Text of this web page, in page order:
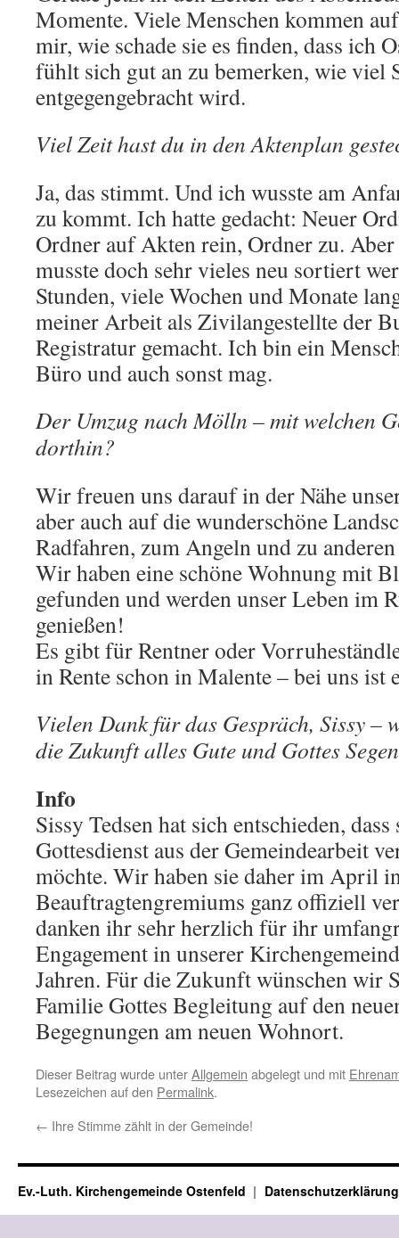
Momente. Viele Menschen kommen
mir, wie schade sie es finden, dass ich
fühlt sich gut an zu bemerken, wie viel
entgegengebracht wird.
Viel Zeit hast du in den Aktenplan
Ja, das stimmt. Und ich wusste am
zu kommt. Ich hatte gedacht: Neuer
Ordner auf Akten rein, Ordner zu. Aber
musste doch sehr vieles neu sortiert
Stunden, viele Wochen und Monate
meiner Arbeit als Zivilangestellte der
Registratur gemacht. Ich bin ein
Büro und auch sonst mag.
Der Umzug nach Mölln – mit welchen
dorthin?
Wir freuen uns darauf in der Nähe
aber auch auf die wunderschöne
Radfahren, zum Angeln und zu
Wir haben eine schöne Wohnung mit
gefunden und werden unser Leben im
genießen!
Es gibt für Rentner oder
in Rente schon in Malente – bei uns ist
Vielen Dank für das Gespräch, Sissy –
die Zukunft alles Gute und Gottes
Info
Sissy Tedsen hat sich entschieden,
Gottesdienst aus der Gemeindearbeit
möchte. Wir haben sie daher im April
Beauftragtengremiums ganz offiziell
danken ihr sehr herzlich für ihr
Engagement in unserer
Jahren. Für die Zukunft wünschen wir
Familie Gottes Begleitung auf den
Begegnungen am neuen Wohnort.
Dieser Beitrag wurde unterAllgemein abgelegt und mit
Lesezeichen auf den Permalink.
← Ihre Stimme zählt in der Gemeinde!
Ev.-Luth. Kirchengemeinde Ostenfeld Datenschutzerklärung